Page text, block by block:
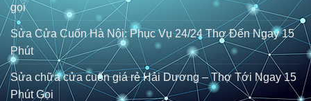
gọi
Sửa Cửa Cuốn Hà Nội: Phục Vụ 24/24 Thợ Đến Ngay 15
Phút
Sửa chữa cửa cuốn giá rẻ Hải Dương – Thợ Tới Ngay 15
Phút Gọi